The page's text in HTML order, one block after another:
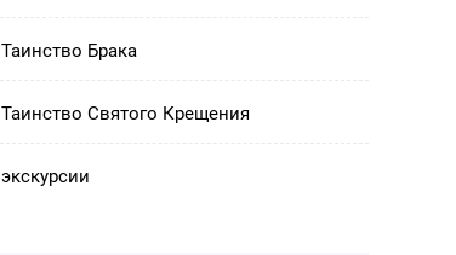
Таинство Брака
Таинство Святого Крещения
экскурсии